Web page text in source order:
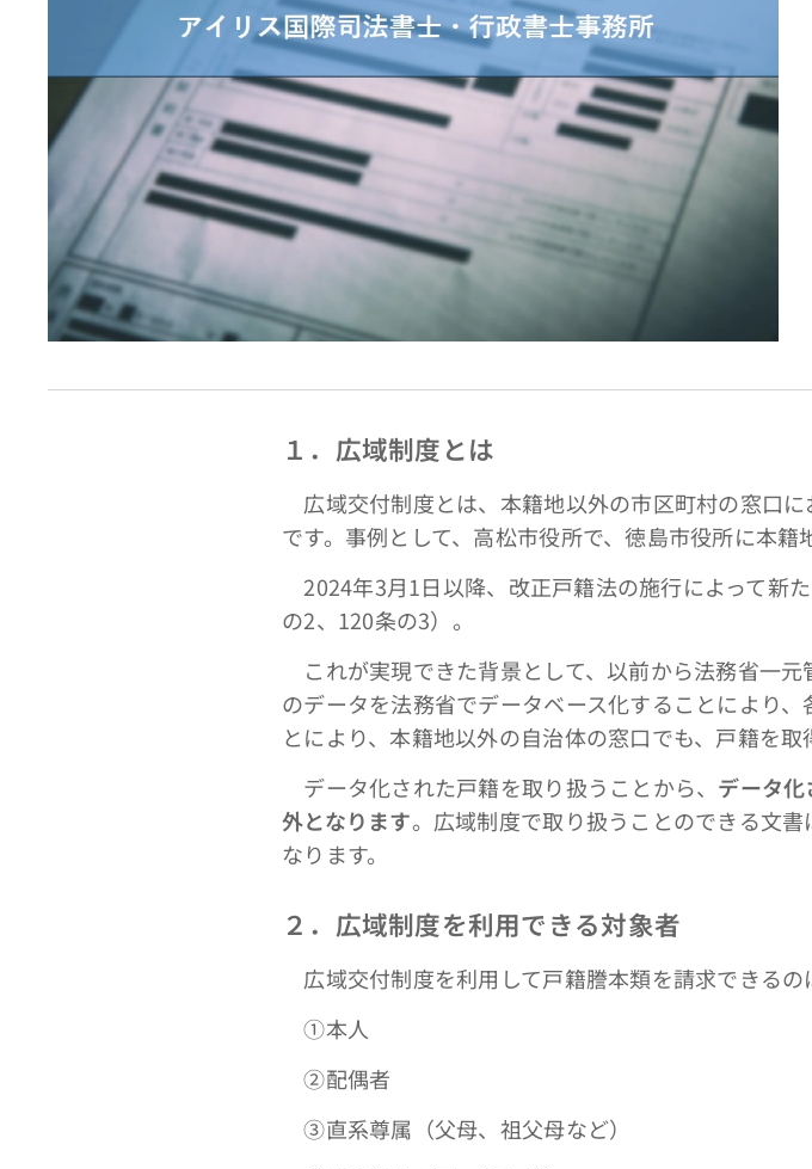
１．広域制度とは
広域交付制度とは、本籍地以外の市区町村の窓口
です。事例として、高松市役所で、徳島市役所に本籍
2024年3月1日以降、改正戸籍法の施行によって新
の2、120条の3）。
これが実現できた背景として、以前から法務省一
のデータを法務省でデータベース化することにより
とにより、本籍地以外の自治体の窓口でも、戸籍を取
データ化された戸籍を取り扱うことから、 データ
外となります。広域制度で取り扱うことのできる文
なります。
２．広域制度を利用できる対象者
広域交付制度を利用して戸籍謄本類を請求できるの
①本人
➁配偶者
③直系尊属（父母、祖父母など）